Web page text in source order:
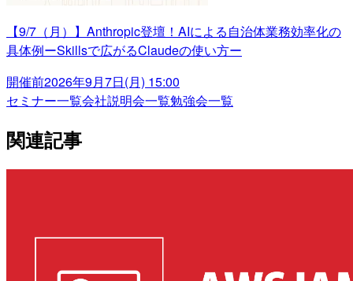
【9/7（月）】Anthropic登壇！AIによる自治体業務効率化の
具体例ーSkillsで広がるClaudeの使い方ー
開催前2026年9月7日(月) 15:00
セミナー一覧会社説明会一覧勉強会一覧
関連記事